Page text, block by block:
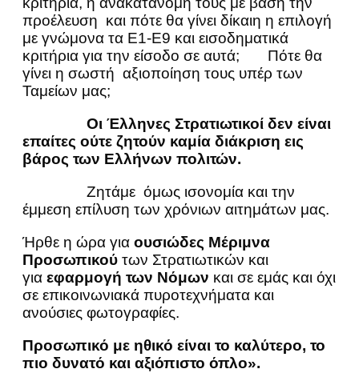
προέλευση και πότε θα γίνει δίκαιη η επιλογή
με γνώμονα τα Ε1-Ε9 και εισοδηματικά
κριτήρια για την είσοδο σε αυτά; Πότε θα
γίνει η σωστή αξιοποίηση τους υπέρ των
Ταμείων μας;
Οι Έλληνες Στρατιωτικοί δεν είναι
επαίτες ούτε ζητούν καμία διάκριση εις
βάρος των Ελλήνων πολιτών.
Ζητάμε όμως ισονομία και την
έμμεση επίλυση των χρόνιων αιτημάτων μας.
Ήρθε η ώρα για ουσιώδες Μέριμνα
Προσωπικού των Στρατιωτικών και
για εφαρμογή των Νόμων και σε εμάς και όχι
σε επικοινωνιακά πυροτεχνήματα και
ανούσιες φωτογραφίες.
Προσωπικό με ηθικό είναι το καλύτερο, το
πιο δυνατό και αξιόπιστο όπλο».